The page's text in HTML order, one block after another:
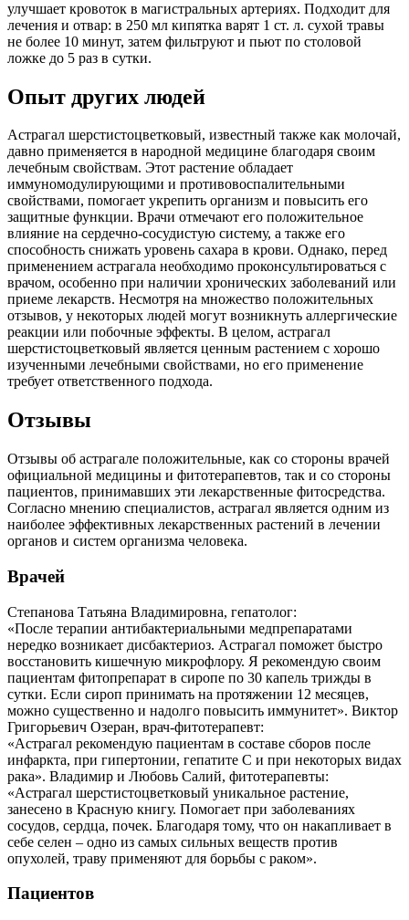
улучшает кровоток в магистральных артериях. Подходит для
лечения и отвар: в 250 мл кипятка варят 1 ст. л. сухой травы
не более 10 минут, затем фильтруют и пьют по столовой
ложке до 5 раз в сутки.
Опыт других людей
Астрагал шерстистоцветковый, известный также как молочай,
давно применяется в народной медицине благодаря своим
лечебным свойствам. Этот растение обладает
иммуномодулирующими и противовоспалительными
свойствами, помогает укрепить организм и повысить его
защитные функции. Врачи отмечают его положительное
влияние на сердечно-сосудистую систему, а также его
способность снижать уровень сахара в крови. Однако, перед
применением астрагала необходимо проконсультироваться с
врачом, особенно при наличии хронических заболеваний или
приеме лекарств. Несмотря на множество положительных
отзывов, у некоторых людей могут возникнуть аллергические
реакции или побочные эффекты. В целом, астрагал
шерстистоцветковый является ценным растением с хорошо
изученными лечебными свойствами, но его применение
требует ответственного подхода.
Отзывы
Отзывы об астрагале положительные, как со стороны врачей
официальной медицины и фитотерапевтов, так и со стороны
пациентов, принимавших эти лекарственные фитосредства.
Согласно мнению специалистов, астрагал является одним из
наиболее эффективных лекарственных растений в лечении
органов и систем организма человека.
Врачей
Степанова Татьяна Владимировна, гепатолог:
«После терапии антибактериальными медпрепаратами
нередко возникает дисбактериоз. Астрагал поможет быстро
восстановить кишечную микрофлору. Я рекомендую своим
пациентам фитопрепарат в сиропе по 30 капель трижды в
сутки. Если сироп принимать на протяжении 12 месяцев,
можно существенно и надолго повысить иммунитет». Виктор
Григорьевич Озеран, врач-фитотерапевт:
«Астрагал рекомендую пациентам в составе сборов после
инфаркта, при гипертонии, гепатите С и при некоторых видах
рака». Владимир и Любовь Салий, фитотерапевты:
«Астрагал шерстистоцветковый уникальное растение,
занесено в Красную книгу. Помогает при заболеваниях
сосудов, сердца, почек. Благодаря тому, что он накапливает в
себе селен – одно из самых сильных веществ против
опухолей, траву применяют для борьбы с раком».
Пациентов